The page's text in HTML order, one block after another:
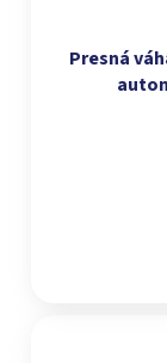
Presná